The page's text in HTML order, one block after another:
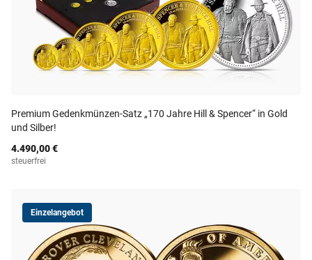
Premium Gedenkmünzen-Satz „170 Jahre Hill & Spencer“ in Gold
und Silber!
4.490,00 €
steuerfrei
Einzelangebot